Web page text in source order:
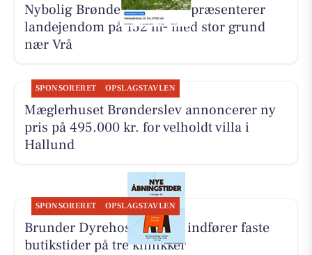
Nybolig Brønderslev & Vrå præsenterer
landejendom på 152 m² med stor grund
nær Vrå
SPONSORERET OPSLAGSTAVLEN
Mæglerhuset Brønderslev annoncerer ny
pris på 495.000 kr. for velholdt villa i
Hallund
SPONSORERET OPSLAGSTAVLEN
Brunder Dyrehospital ApS indfører faste
butikstider på tre klinikker